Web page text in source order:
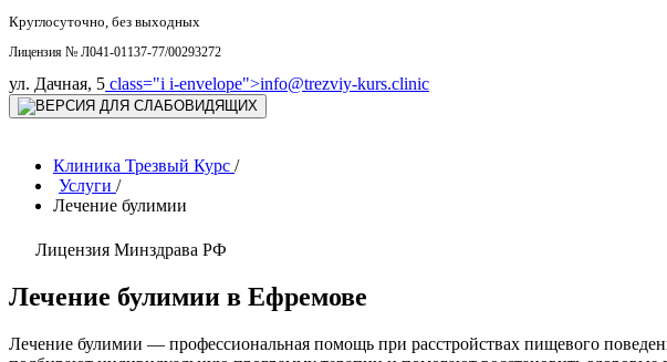
Круглосуточно, без выходных
Лицензия № Л041-01137-77/00293272
ул. Дачная, 5 class="i i-envelope">info@trezviy-kurs.clinic
Клиника Трезвый Курс /
Услуги /
Лечение булимии
Лицензия Минздрава РФ
Лечение булимии в Ефремове
Лечение булимии — профессиональная помощь при расстройствах пищевого